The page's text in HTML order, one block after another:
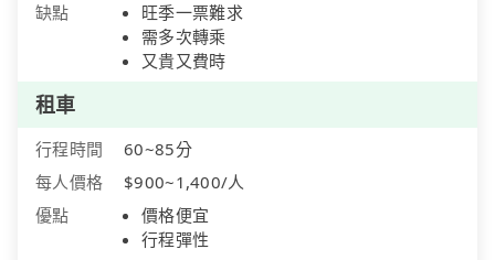
缺點
旺季一票難求
需多次轉乘
又貴又費時
租車
行程時間
60~85分
每人價格
$900~1,400/人
優點
價格便宜
行程彈性